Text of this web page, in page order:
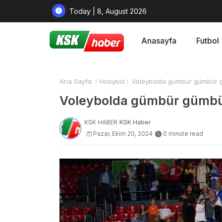
Today | 8, August 2026
Anasayfa Futbol
Ana Sayfa Voleybol Voleybolda gümbür gümbür
Voleybolda gümbür
KSK HABER KSK Haber
Pazar, Ekim 20, 2024
0 minute read